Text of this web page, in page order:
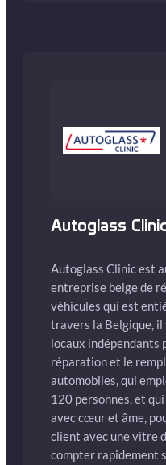
Autoglass
Autoglass Clinic est
entreprise belge de
véhicules qui est
travers la Belgique,
locaux indépendants
réparation et le
automobiles, qui
120 personnes, et
avec cœur et âme,
client avec une vitre
compter rapidement